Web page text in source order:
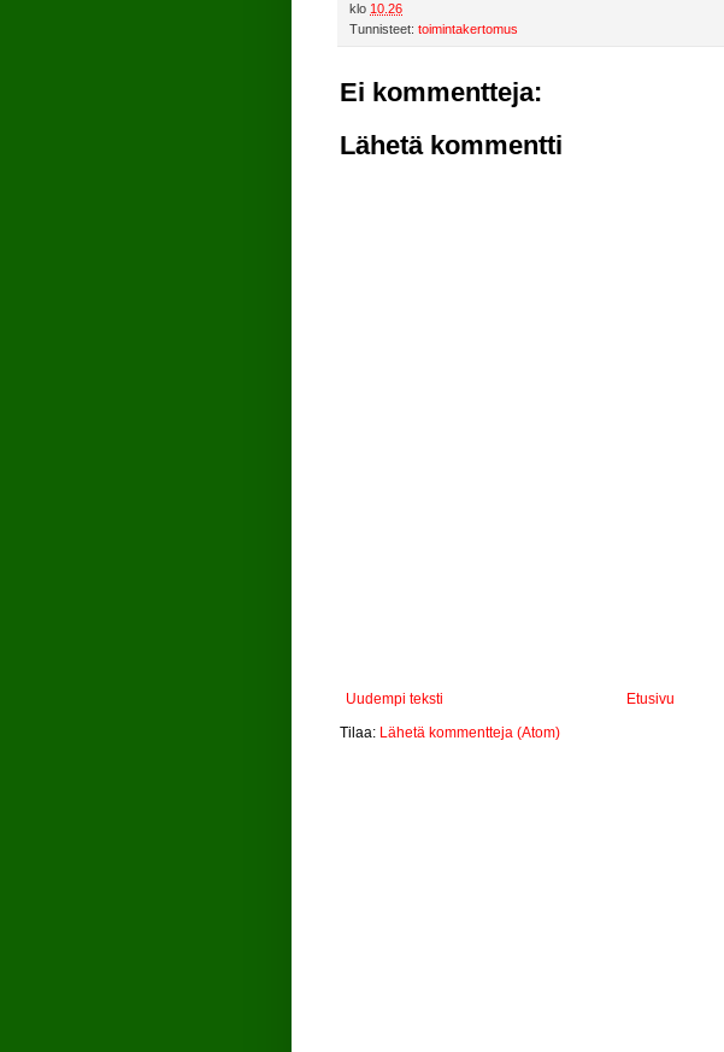
klo 10.26
Tunnisteet: toimintakertomus
Ei kommentteja:
Lähetä kommentti
Uudempi teksti
Etusivu
Tilaa: Lähetä kommentteja (Atom)